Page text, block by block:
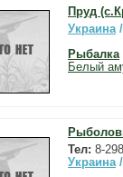
Пруд
Украина
Рыбалка
Белый
Тел: 8-
Украина